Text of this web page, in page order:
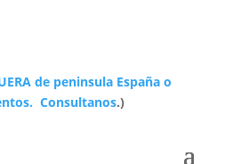
de peninsula España o
Consultanos.)